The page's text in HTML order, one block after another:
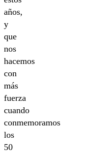
años,
y
que
nos
hacemos
con
más
fuerza
cuando
conmemoramos
los
50